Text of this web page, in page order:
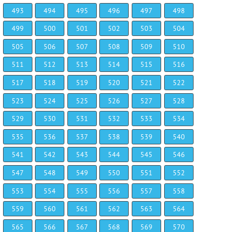
493 494 495 496 497
498
499
500 501 502 503
504
505
506 507 508 509
510
511
512 513 514 515
516
517
518 519 520 521
522
523
524 525 526 527
528
529
530 531 532 533
534
535
536 537 538 539
540
541
542 543 544 545
546
547
548 549 550 551
552
553
554 555 556 557
558
559
560 561 562 563
564
565
566 567 568 569
570